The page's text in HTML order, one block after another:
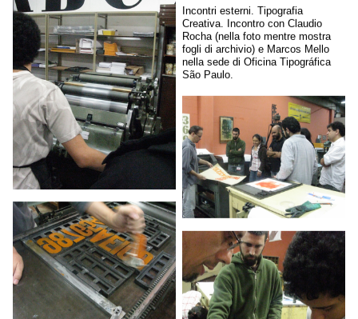
Incontri esterni. Tipografia
Creativa. Incontro con Claudio
Rocha (nella foto mentre mostra
fogli di archivio) e Marcos Mello
nella sede di Oficina Tipográfica
São Paulo.